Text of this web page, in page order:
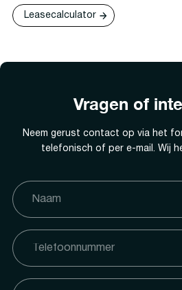
Leasecalculator
Vragen of
Neem gerust contact op via het
telefonisch of per e-mail. Wij